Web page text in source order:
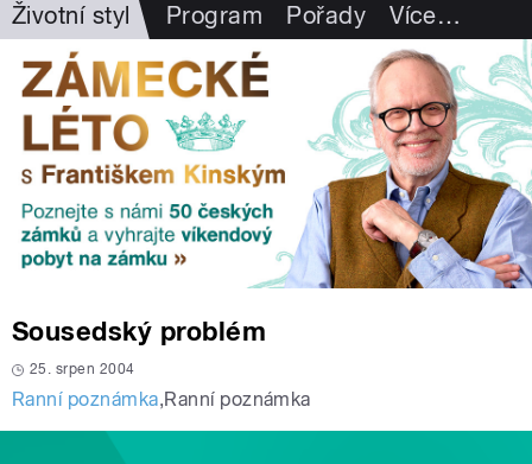
Životní styl Program Pořady Více…
Sousedský problém
25. srpen 2004
Ranní poznámka,Ranní poznámka